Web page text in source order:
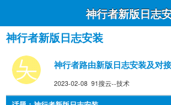
神行者新版日志
神行者新版日志安装
神行者路由新版日志安装及对
2023-02-08 91搜云--技术